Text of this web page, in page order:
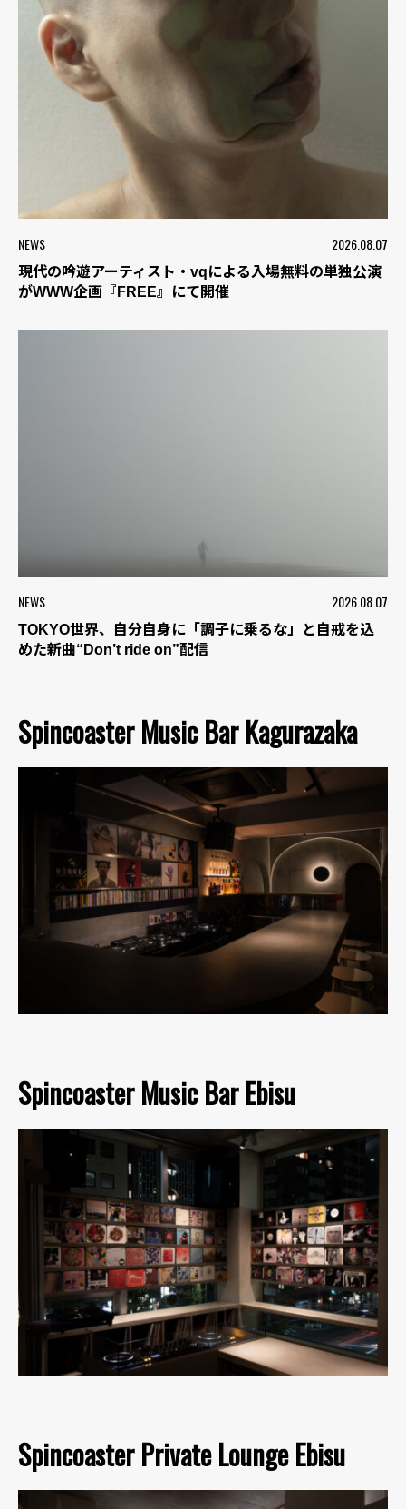
NEWS 2026.08.07
現代の吟遊アーティスト・vqによる入場無料の単独公演
がWWW企画『FREE』にて開催
NEWS 2026.08.07
TOKYO世界、自分自身に「調子に乗るな」と自戒を込
めた新曲“Don’t ride on”配信
Spincoaster Music Bar Kagurazaka
Spincoaster Music Bar Ebisu
Spincoaster Private Lounge Ebisu